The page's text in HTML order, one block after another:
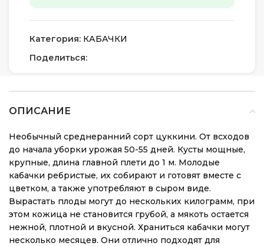
Категория: КАБАЧКИ
Поделиться:
ОПИСАНИЕ
Необычный среднеранний сорт цуккини. От всходов
до начала уборки урожая 50-55 дней. Кусты мощные,
крупные, длина главной плети до 1 м. Молодые
кабачки ребристые, их собирают и готовят вместе с
цветком, а также употребляют в сыром виде.
Вырастать плоды могут до нескольких килограмм, при
этом кожица не становится грубой, а мякоть остается
нежной, плотной и вкусной. Храниться кабачки могут
несколько месяцев. Они отлично подходят для